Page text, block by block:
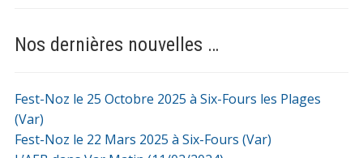
Nos dernières nouvelles …
Fest-Noz le 25 Octobre 2025 à Six-Fours les Plages
(Var)
Fest-Noz le 22 Mars 2025 à Six-Fours (Var)